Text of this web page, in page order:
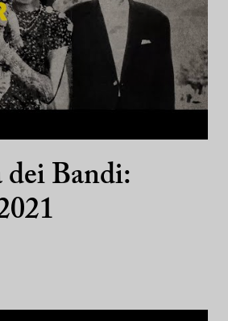
dei Bandi: